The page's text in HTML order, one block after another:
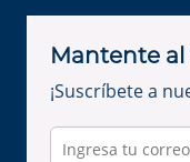
Mantente
¡Suscríbete a